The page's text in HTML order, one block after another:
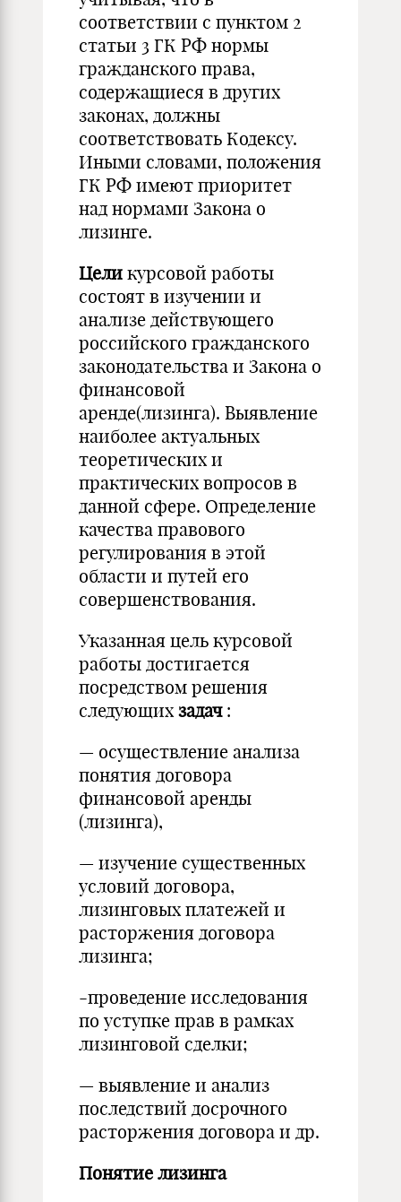
соответствии с пунктом 2
статьи 3 ГК РФ нормы
гражданского права,
содержащиеся в других
законах, должны
соответствовать Кодексу.
Иными словами, положения
ГК РФ имеют приоритет
над нормами Закона о
лизинге.
Цели курсовой работы
состоят в изучении и
анализе действующего
российского гражданского
законодательства и Закона о
финансовой
аренде(лизинга). Выявление
наиболее актуальных
теоретических и
практических вопросов в
данной сфере. Определение
качества правового
регулирования в этой
области и путей его
совершенствования.
Указанная цель курсовой
работы достигается
посредством решения
следующихзадач:
— осуществление анализа
понятия договора
финансовой аренды
(лизинга),
— изучение существенных
условий договора,
лизинговых платежей и
расторжения договора
лизинга;
-проведение исследования
по уступке прав в рамках
лизинговой сделки;
— выявление и анализ
последствий досрочного
расторжения договора и др.
Понятие лизинга